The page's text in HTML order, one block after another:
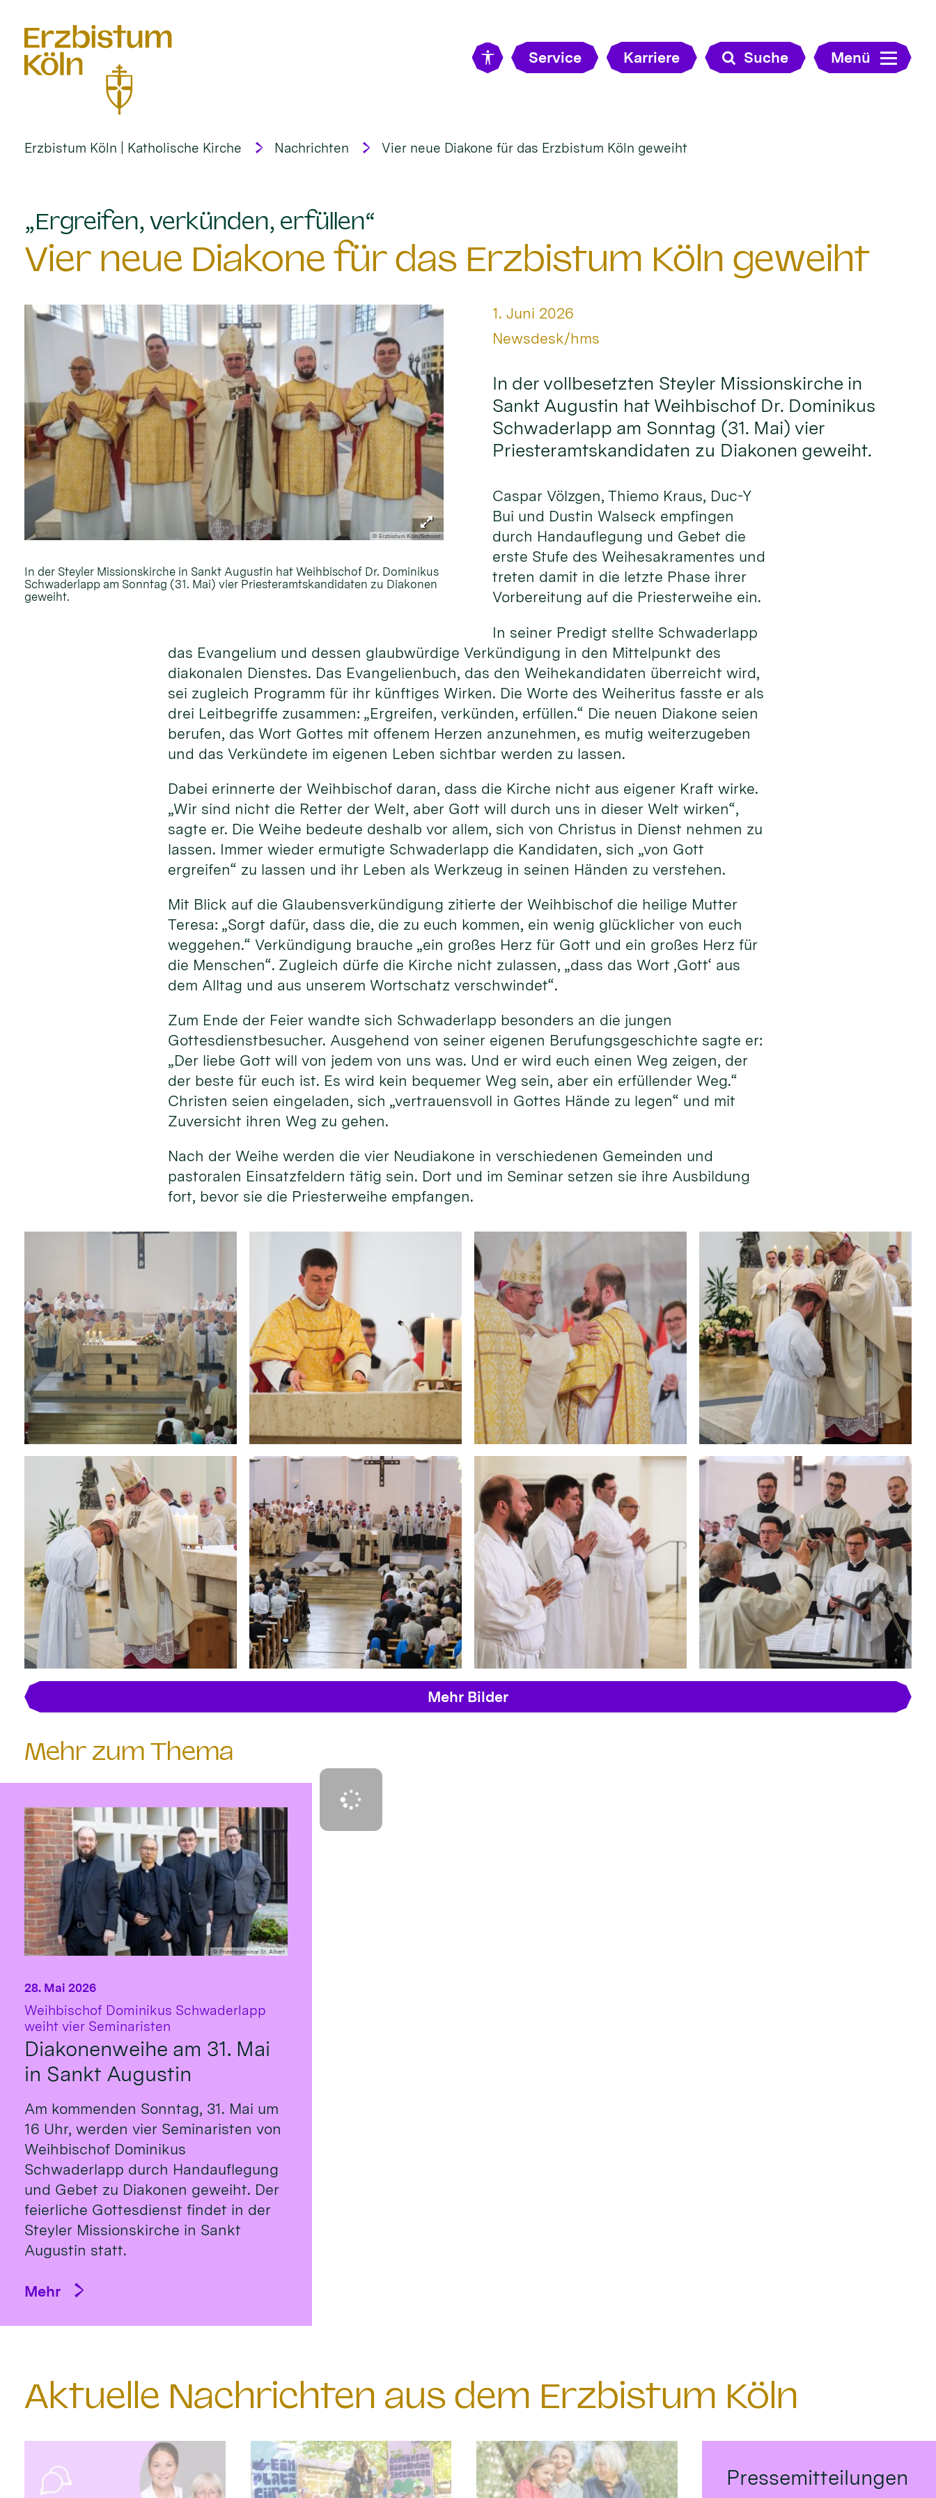
Service Karriere Suche Menü
Erzbistum Köln | Katholische Kirche Nachrichten Vier neue Diakone für das Erzbistum Köln geweiht
„Ergreifen, verkünden, erfüllen“
Vier neue Diakone für das Erzbistum Köln geweiht
© Erzbistum Köln/Schoon
In der Steyler Missionskirche in Sankt Augustin hat Weihbischof Dr. Dominikus
Schwaderlapp am Sonntag (31. Mai) vier Priesteramtskandidaten zu Diakonen
geweiht.
Datum:
1. Juni 2026
Von:
Newsdesk/hms
In der vollbesetzten Steyler Missionskirche in
Sankt Augustin hat Weihbischof Dr. Dominikus
Schwaderlapp am Sonntag (31. Mai) vier
Priesteramtskandidaten zu Diakonen geweiht.
Caspar Völzgen, Thiemo Kraus, Duc-Y
Bui und Dustin Walseck empfingen
durch Handauflegung und Gebet die
erste Stufe des Weihesakramentes und
treten damit in die letzte Phase ihrer
Vorbereitung auf die Priesterweihe ein.
In seiner Predigt stellte Schwaderlapp
das Evangelium und dessen glaubwürdige Verkündigung in den Mittelpunkt des
diakonalen Dienstes. Das Evangelienbuch, das den Weihekandidaten überreicht wird,
sei zugleich Programm für ihr künftiges Wirken. Die Worte des Weiheritus fasste er als
drei Leitbegriffe zusammen: „Ergreifen, verkünden, erfüllen.“ Die neuen Diakone seien
berufen, das Wort Gottes mit offenem Herzen anzunehmen, es mutig weiterzugeben
und das Verkündete im eigenen Leben sichtbar werden zu lassen.
Dabei erinnerte der Weihbischof daran, dass die Kirche nicht aus eigener Kraft wirke.
„Wir sind nicht die Retter der Welt, aber Gott will durch uns in dieser Welt wirken“,
sagte er. Die Weihe bedeute deshalb vor allem, sich von Christus in Dienst nehmen zu
lassen. Immer wieder ermutigte Schwaderlapp die Kandidaten, sich „von Gott
ergreifen“ zu lassen und ihr Leben als Werkzeug in seinen Händen zu verstehen.
Mit Blick auf die Glaubensverkündigung zitierte der Weihbischof die heilige Mutter
Teresa: „Sorgt dafür, dass die, die zu euch kommen, ein wenig glücklicher von euch
weggehen.“ Verkündigung brauche „ein großes Herz für Gott und ein großes Herz für
die Menschen“. Zugleich dürfe die Kirche nicht zulassen, „dass das Wort ‚Gott‘ aus
dem Alltag und aus unserem Wortschatz verschwindet“.
Zum Ende der Feier wandte sich Schwaderlapp besonders an die jungen
Gottesdienstbesucher. Ausgehend von seiner eigenen Berufungsgeschichte sagte er:
„Der liebe Gott will von jedem von uns was. Und er wird euch einen Weg zeigen, der
der beste für euch ist. Es wird kein bequemer Weg sein, aber ein erfüllender Weg.“
Christen seien eingeladen, sich „vertrauensvoll in Gottes Hände zu legen“ und mit
Zuversicht ihren Weg zu gehen.
Nach der Weihe werden die vier Neudiakone in verschiedenen Gemeinden und
pastoralen Einsatzfeldern tätig sein. Dort und im Seminar setzen sie ihre Ausbildung
fort, bevor sie die Priesterweihe empfangen.
Mehr Bilder
Mehr zum Thema
© Priesterseminar St. Albert
Weihbischof Dominikus Schwaderlapp
weiht vier Seminaristen
Diakonenweihe am 31. Mai
in Sankt Augustin
28. Mai 2026
Am kommenden Sonntag, 31. Mai um
16 Uhr, werden vier Seminaristen von
Weihbischof Dominikus
Schwaderlapp durch Handauflegung
und Gebet zu Diakonen geweiht. Der
feierliche Gottesdienst findet in der
Steyler Missionskirche in Sankt
Augustin statt.
Mehr
Aktuelle Nachrichten aus dem Erzbistum Köln
Pressemitteilungen